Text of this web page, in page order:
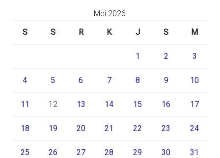
Mei 2026
S
S R K J S M
1 2 3
4 5 6 7 8 9 10
11 12 13 14 15 16 17
18 19 20 21 22 23 24
25 26 27 28 29 30 31